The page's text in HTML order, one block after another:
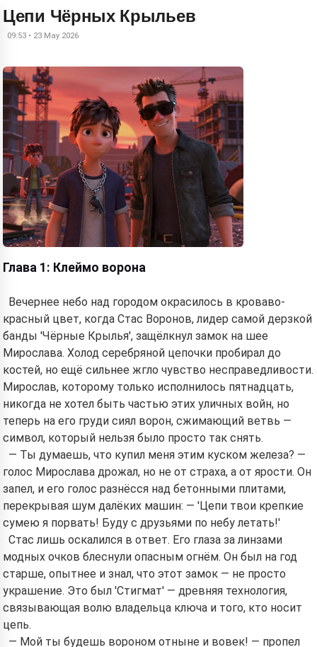
Цепи Чёрных Крыльев
09:53 • 23 May 2026
Глава 1: Клеймо ворона
Вечернее небо над городом окрасилось в кроваво-
красный цвет, когда Стас Воронов, лидер самой дерзкой
банды 'Чёрные Крылья', защёлкнул замок на шее
Мирослава. Холод серебряной цепочки пробирал до
костей, но ещё сильнее жгло чувство несправедливости.
Мирослав, которому только исполнилось пятнадцать,
никогда не хотел быть частью этих уличных войн, но
теперь на его груди сиял ворон, сжимающий ветвь —
символ, который нельзя было просто так снять.
— Ты думаешь, что купил меня этим куском железа? —
голос Мирослава дрожал, но не от страха, а от ярости. Он
запел, и его голос разнёсся над бетонными плитами,
перекрывая шум далёких машин: — 'Цепи твои крепкие
сумею я порвать! Буду с друзьями по небу летать!'
Стас лишь оскалился в ответ. Его глаза за линзами
модных очков блеснули опасным огнём. Он был на год
старше, опытнее и знал, что этот замок — не просто
украшение. Это был 'Стигмат' — древняя технология,
связывающая волю владельца ключа и того, кто носит
цепь.
— Мой ты будешь вороном отныне и вовек! — пропел